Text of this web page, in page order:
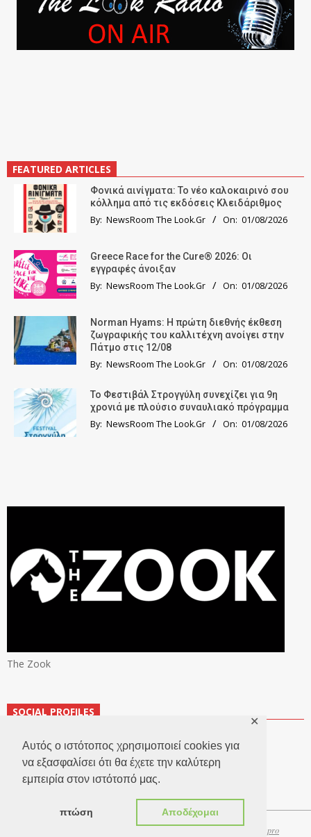
Αυτός ο ιστότοπος χρησιμοποιεί cookies για
να εξασφαλίσει ότι θα έχετε την καλύτερη
εμπειρία στον ιστότοπό μας.
πτώση Αποδέχομαι
✕
FEATURED ARTICLES
Φονικά αινίγματα: Το νέο καλοκαιρινό σου
κόλλημα από τις εκδόσεις Κλειδάριθμος
By: NewsRoom The Look.Gr On: 01/08/2026
Greece Race for the Cure® 2026: Οι
εγγραφές άνοιξαν
By: NewsRoom The Look.Gr On: 01/08/2026
Norman Hyams: Η πρώτη διεθνής έκθεση
ζωγραφικής του καλλιτέχνη ανοίγει στην
Πάτμο στις 12/08
By: NewsRoom The Look.Gr On: 01/08/2026
Το Φεστιβάλ Στρογγύλη συνεχίζει για 9η
χρονιά με πλούσιο συναυλιακό πρόγραμμα
By: NewsRoom The Look.Gr On: 01/08/2026
The Zook
SOCIAL PROFILES
Websitepro